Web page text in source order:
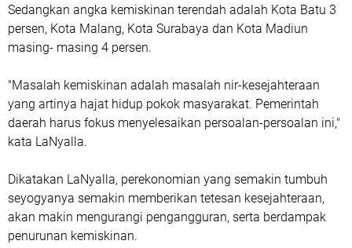
Sedangkan angka kemiskinan terendah adalah Kota Batu 3
persen, Kota Malang, Kota Surabaya dan Kota Madiun
masing- masing 4 persen.
"Masalah kemiskinan adalah masalah nir-kesejahteraan
yang artinya hajat hidup pokok masyarakat. Pemerintah
daerah harus fokus menyelesaikan persoalan-persoalan ini,"
kata LaNyalla.
Dikatakan LaNyalla, perekonomian yang semakin tumbuh
seyogyanya semakin memberikan tetesan kesejahteraan,
akan makin mengurangi pengangguran, serta berdampak
penurunan kemiskinan.